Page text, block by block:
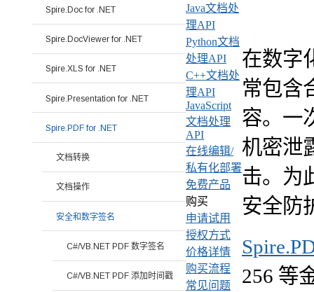
在数字
常包含
容。一
机密泄
击。为
安全防
256 等
Spire.Doc for .NET
Spire.DocViewer for .NET
Spire.XLS for .NET
Spire.Presentation for .NET
Spire.PDF for .NET
文档转换
文档操作
安全和数字签名
C#/VB.NET PDF 数字签名
C#/VB.NET PDF 添加时间戳
Java文档处
理API
Python文档
处理API
C++文档处
理API
JavaScript
文档处理
API
在线编辑/
私有化部署
免费产品
购买
申请试用
授权方式
价格详情
购买流程
常见问题